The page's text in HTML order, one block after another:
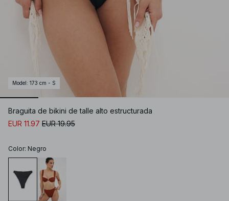
Model : 173 cm - S
Braguita de bikini de talle alto estructurada
EUR 11.97 EUR 19.95
Color: Negro